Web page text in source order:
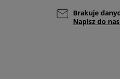
Brakuje
Napisz do